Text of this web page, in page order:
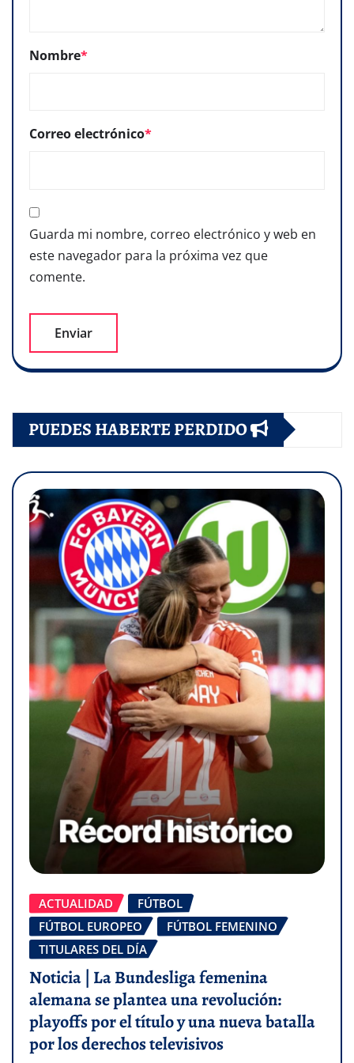
Nombre*
Correo electrónico*
Guarda mi nombre, correo electrónico y web en
este navegador para la próxima vez que
comente.
PUEDES HABERTE PERDIDO
ACTUALIDAD
FÚTBOL
FÚTBOL EUROPEO
FÚTBOL FEMENINO
TITULARES DEL DÍA
Noticia | La Bundesliga femenina
alemana se plantea una revolución:
playoffs por el título y una nueva batalla
por los derechos televisivos